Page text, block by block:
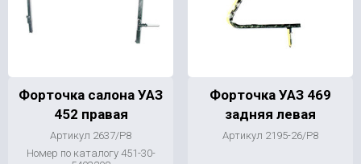
Форточка салона УАЗ
452 правая
Артикул 2637/Р8
Номер по каталогу 451-30-
Форточка УАЗ 469
задняя левая
Артикул 2195-26/Р8